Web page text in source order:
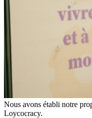
Nous avons établi notre
Loycocracy.